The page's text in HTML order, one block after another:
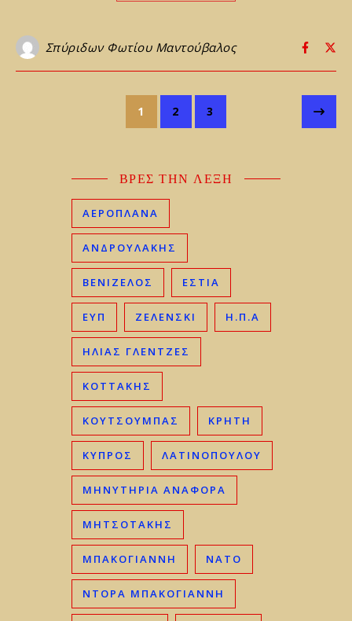
Σπύριδων Φωτίου Μαντούβαλος
1 2 3
ΒΡΕΣ ΤΗΝ ΛΕΞΗ
ΑΕΡΟΠΛΑΝΑ
ΑΝΔΡΟΥΛΑΚΗΣ
ΒΕΝΙΖΈΛΟΣ ΕΣΤΙΑ
ΕΥΠ ΖΕΛΕΝΣΚΙ Η.Π.Α
ΗΛΊΑΣ ΓΛΕΝΤΖΈΣ
ΚΟΤΤΑΚΗΣ
ΚΟΥΤΣΟΥΜΠΑΣ ΚΡΉΤΗ
ΚΎΠΡΟΣ ΛΑΤΙΝΟΠΟΥΛΟΥ
ΜΗΝΥΤΗΡΙΑ ΑΝΑΦΟΡΑ
ΜΗΤΣΟΤΆΚΗΣ
ΜΠΑΚΟΓΙΆΝΝΗ ΝΑΤΟ
ΝΤΟΡΑ ΜΠΑΚΟΓΙΑΝΝΗ